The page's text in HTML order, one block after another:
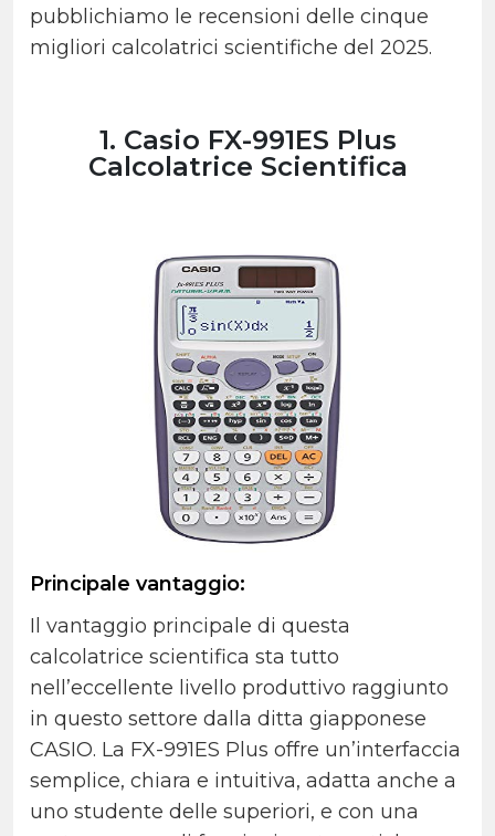
pubblichiamo le recensioni delle cinque
migliori calcolatrici scientifiche del 2025.
1. Casio FX-991ES Plus
Calcolatrice Scientifica
Principale vantaggio:
Il vantaggio principale di questa
calcolatrice scientifica sta tutto
nell’eccellente livello produttivo raggiunto
in questo settore dalla ditta giapponese
CASIO. La FX-991ES Plus offre un’interfaccia
semplice, chiara e intuitiva, adatta anche a
uno studente delle superiori, e con una